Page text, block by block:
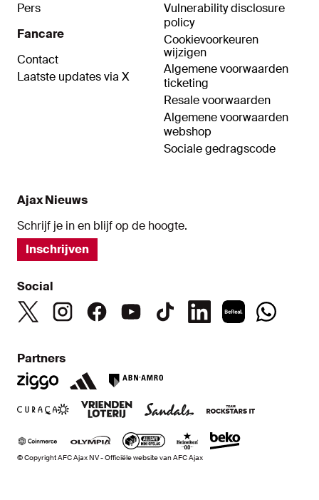
Pers
Fancare
Contact
Laatste updates via X
Vulnerability disclosure
policy
Cookievoorkeuren
wijzigen
Algemene voorwaarden
ticketing
Resale voorwaarden
Algemene voorwaarden
webshop
Sociale gedragscode
Ajax Nieuws
Schrijf je in en blijf op de hoogte.
Inschrijven
Social
Partners
© Copyright AFC Ajax NV - Officiële website van AFC Ajax